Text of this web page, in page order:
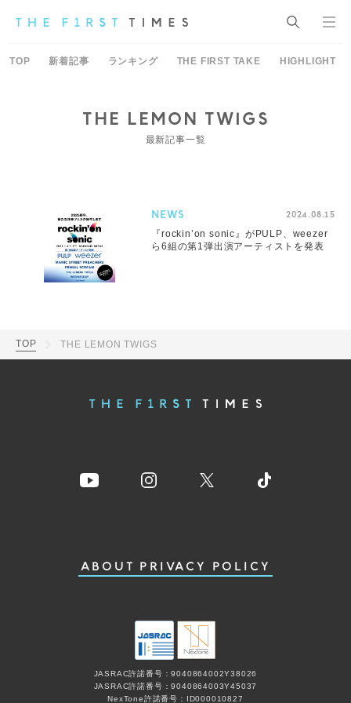
TOP 新着記事 ランキング THE FIRST TAKE HIGHLIGHT
THE LEMON TWIGS
最新記事一覧
NEWS 2024.08.15
『rockin’on sonic』がPULP、weezer
ら6組の第1弾出演アーティストを発表
TOP THE LEMON TWIGS
ABOUT PRIVACY POLICY
JASRAC許諾番号：9040864002Y38026
JASRAC許諾番号：9040864003Y45037
NexTone許諾番号：ID000010827